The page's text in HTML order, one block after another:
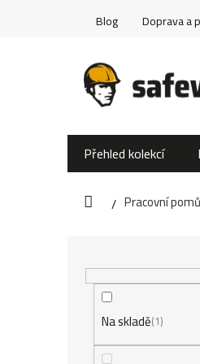
Blog Doprava a
Přehled kolekcí
DomůPracovní
Na skladě 1